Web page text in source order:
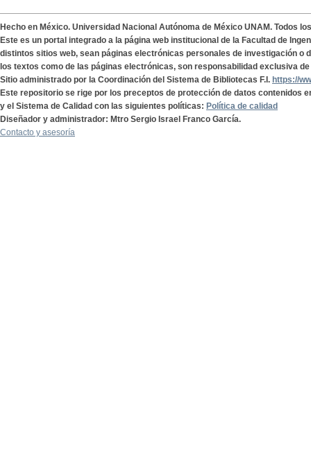
Hecho en México. Universidad Nacional Autónoma de México UNAM. Todos
Este es un portal integrado a la página web institucional de la Facultad de
distintos sitios web, sean páginas electrónicas personales de investigación o
los textos como de las páginas electrónicas, son responsabilidad exclusiva
Sitio administrado por la Coordinación del Sistema de Bibliotecas F.I. https://
Este repositorio se rige por los preceptos de protección de datos contenidos
y el Sistema de Calidad con las siguientes políticas: Política de calidad
Diseñador y administrador: Mtro Sergio Israel Franco García.
Contacto y asesoría